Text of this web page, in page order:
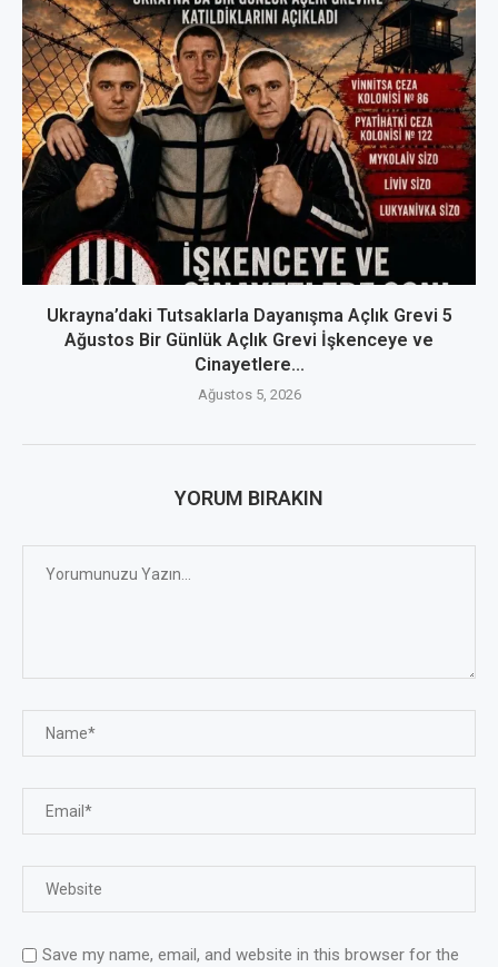
Ukrayna’daki Tutsaklarla Dayanışma Açlık Grevi 5
Ağustos Bir Günlük Açlık Grevi İşkenceye ve
Cinayetlere...
Ağustos 5, 2026
YORUM BIRAKIN
Save my name, email, and website in this browser for the